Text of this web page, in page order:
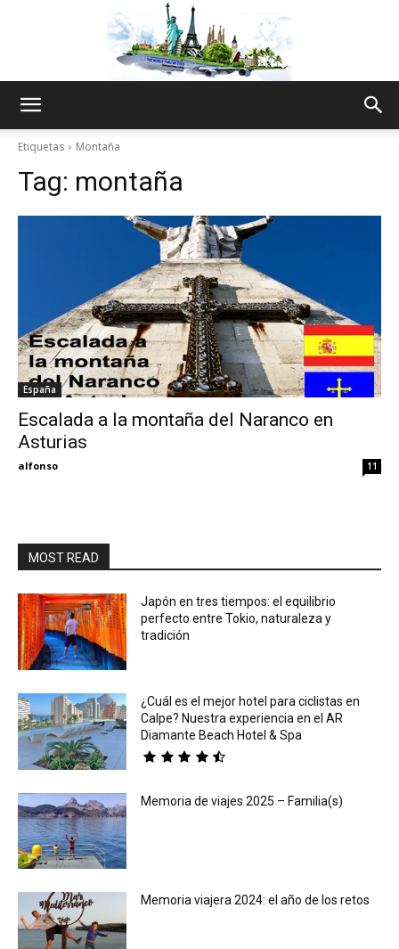
Thru
My
Etiquetas Montaña
Tag: montaña
España
Escalada a la montaña del Naranco en
Asturias
alfonso 11
MOST READ
Japón en tres tiempos: el equilibrio
perfecto entre Tokio, naturaleza y
tradición
¿Cuál es el mejor hotel para ciclistas en
Calpe? Nuestra experiencia en el AR
Diamante Beach Hotel & Spa
Memoria de viajes 2025 – Familia(s)
Memoria viajera 2024: el año de los retos